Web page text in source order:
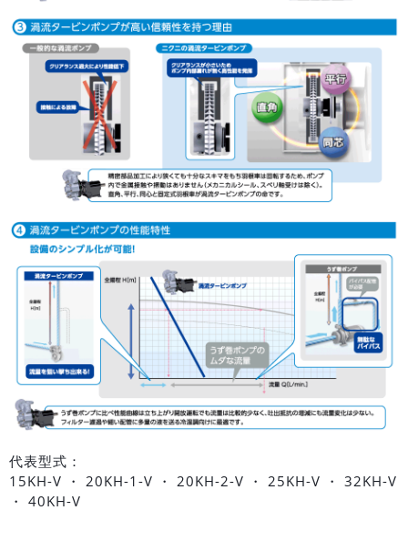
代表型式：
15KH-V ・ 20KH-1-V ・ 20KH-2-V ・ 25KH-V ・ 32KH-V
・ 40KH-V